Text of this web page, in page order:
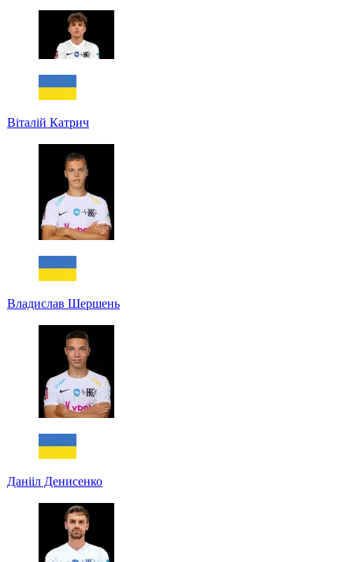
Віталій Катрич
Владислав Шершень
Данііл Денисенко